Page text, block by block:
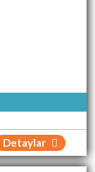
Detaylar